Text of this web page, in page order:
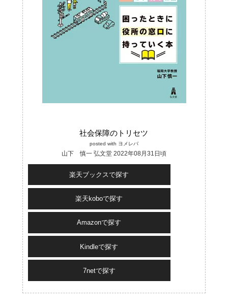
社会保障のトリセツ
posted with ヨメレバ
山下 慎一 弘文堂 2022年08月31日頃
楽天ブックスで探す
楽天koboで探す
Amazonで探す
Kindleで探す
7netで探す